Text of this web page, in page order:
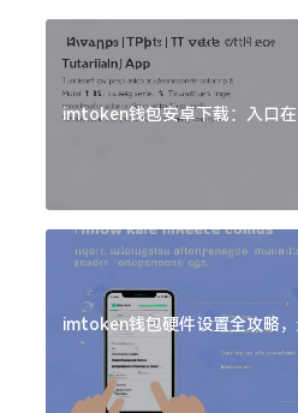
imtoken钱包安卓下载：入口
imtoken钱包硬件设置全攻略